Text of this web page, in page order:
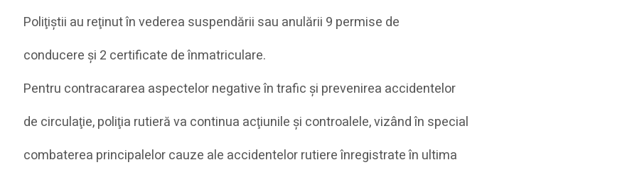
Poliţiştii au reţinut în vederea suspendării sau anulării 9 permise de
conducere şi 2 certificate de înmatriculare.
Pentru contracararea aspectelor negative în trafic şi prevenirea accidentelor
de circulaţie, poliţia rutieră va continua acţiunile şi controalele, vizând în special
combaterea principalelor cauze ale accidentelor rutiere înregistrate în ultima